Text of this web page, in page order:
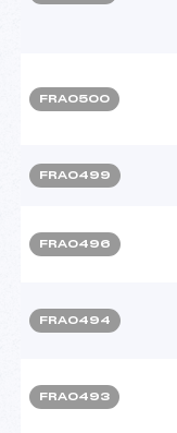
FRA0500
FRA0499
FRA0496
FRA0494
FRA0493